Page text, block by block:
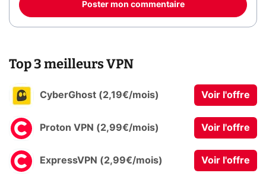
Poster mon commentaire
Top 3 meilleurs VPN
CyberGhost (2,19€/mois) Voir l'offre
Proton VPN (2,99€/mois) Voir l'offre
ExpressVPN (2,99€/mois) Voir l'offre